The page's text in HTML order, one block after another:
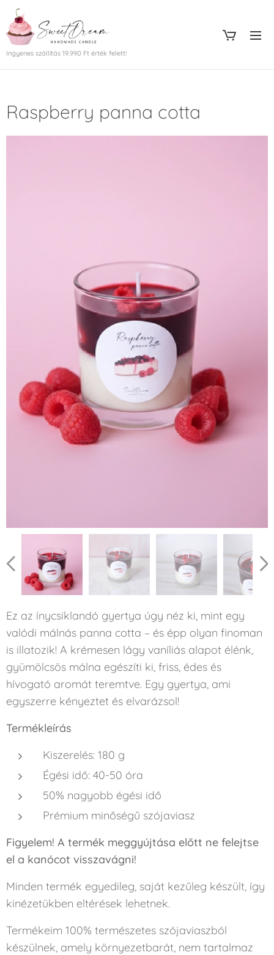
Ingyenes szállítás 19.990 Ft érték felett!
Raspberry panna cotta
Ez az ínycsiklandó gyertya úgy néz ki, mint egy
valódi málnás panna cotta – és épp olyan finoman
is illatozik! A krémesen lágy vaníliás alapot élénk,
gyümölcsös málna egészíti ki, friss, édes és
hívogató aromát teremtve. Egy gyertya, ami
egyszerre kényeztet és elvarázsol!
Termékleírás
Kiszerelés: 180 g
Égési idő: 40-50 óra
50% nagyobb égési idő
Prémium minőségű szójaviasz
Figyelem! A termék meggyújtása előtt ne felejtse
el a kanócot visszavágni!
Minden termék egyedileg, saját kezűleg készült, így
kinézetükben eltérések lehetnek.
Termékeim 100% természetes szójaviaszból
készülnek, amely környezetbarát, nem tartalmaz